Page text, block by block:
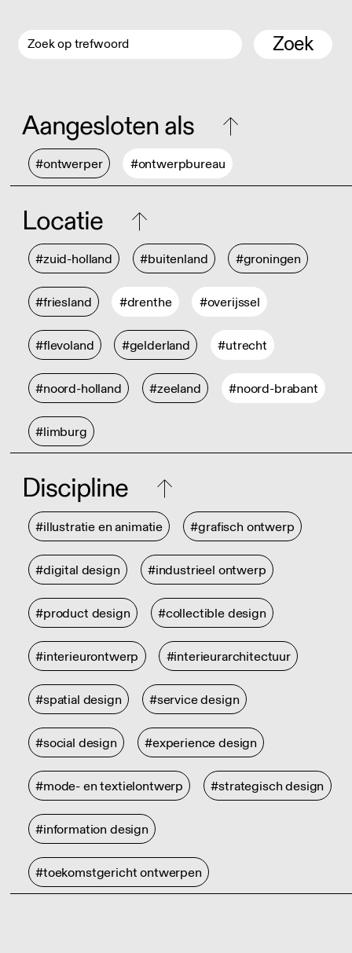
Zoek
Aangesloten als
#ontwerper #ontwerpbureau
Locatie
#zuid-holland #buitenland #groningen
#friesland #drenthe #overijssel
#flevoland #gelderland #utrecht
#noord-holland #zeeland #noord-brabant
#limburg
Discipline
#illustratie en animatie #grafisch ontwerp
#digital design #industrieel ontwerp
#product design #collectible design
#interieurontwerp #interieurarchitectuur
#spatial design #service design
#social design #experience design
#mode- en textielontwerp #strategisch design
#information design
#toekomstgericht ontwerpen